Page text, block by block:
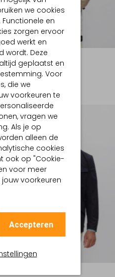
we cookies
en
zorgen ervoor
werkt en
wordt. Deze
geplaatst en
Voor
die we
voorkeuren te
vragen we
Als je op
alleen de
cookies
ook op "Cookie-
voor meer
voorkeuren
Accepteren
Laatste Items
-30%
STONE ISLAND
Jack
€ 795,00 € 556,99
-50%